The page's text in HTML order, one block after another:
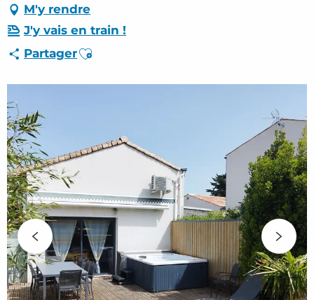
Rendez-vous
Votre séjour
M'y rendre
J'y vais en train !
PartagerAjouter aux favoris